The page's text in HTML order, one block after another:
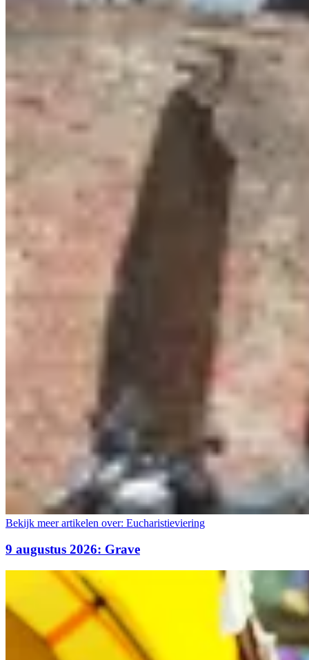
Bekijk meer artikelen over: Eucharistieviering
9 augustus 2026: Grave